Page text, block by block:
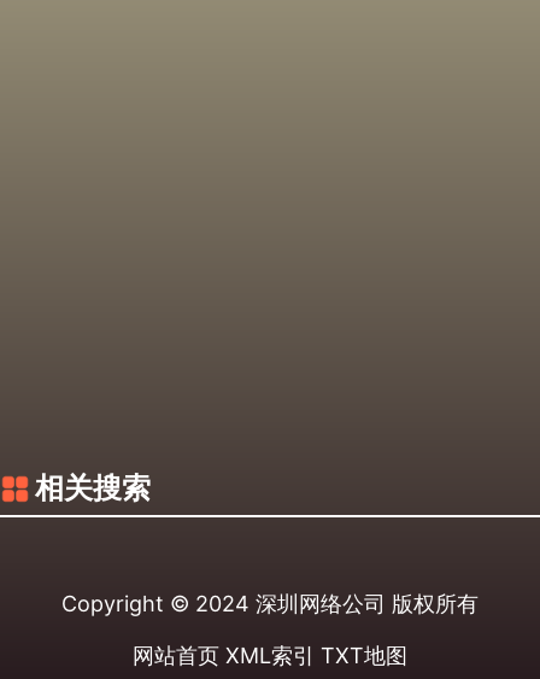
相关搜索
Copyright © 2024 深圳网络公司 版权所有
网站首页 XML索引 TXT地图